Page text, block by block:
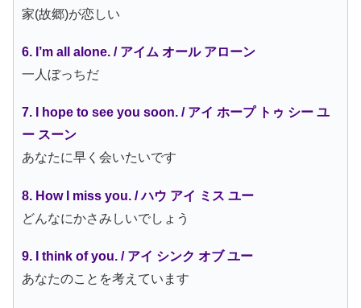
家(故郷)が恋しい
6. I’m all alone. / アイム オール アローン
一人ぼっちだ
7. I hope to see you soon. / アイ ホープ トゥ シー ユ
ー スーン
あなたに早く会いたいです
8. How I miss you. / ハウ アイ ミス ユー
どんなにかさみしいでしょう
9. I think of you. / アイ シンク オブ ユー
あなたのことを考えています